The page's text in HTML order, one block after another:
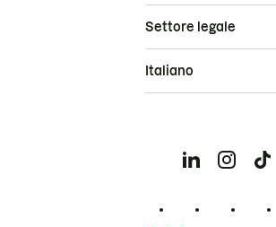
Settore legale
Italiano